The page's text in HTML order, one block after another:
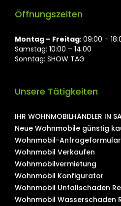
Öffnungszeiten
Montag ⁠– Freitag:09:00 –
Samstag: 10:00 – 14:00
Sonntag: SHOW TAG
Unsere Tätigkeiten
IHR WOHNMOBILHÄNDLER IN
Neue Wohnmobile günstig
Wohnmobil-Anfrageformular
Wohnmobil Verkaufen
Wohnmobilvermietung
Wohnmobil Konfigurator
Wohnmobil Unfallschaden
Wohnmobil Wasserschaden